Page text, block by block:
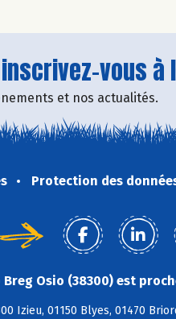
vous
et nos actualités.
Protection des
Osio (38300) est
Izieu, 01150 Blyes, 01470